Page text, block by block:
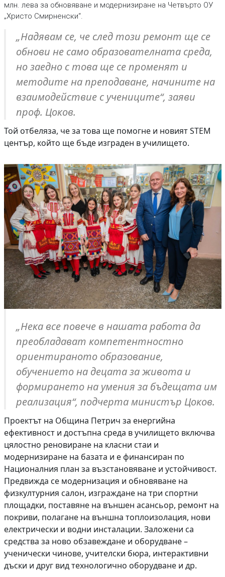
млн. лева за обновяване и модернизиране на Четвърто ОУ
„Христо Смирненски“.
„Надявам се, че след този ремонт ще се
обнови не само образователната среда,
но заедно с това ще се променят и
методите на преподаване, начините на
взаимодействие с учениците“, заяви
проф. Цоков.
Той отбеляза, че за това ще помогне и новият STEM
център, който ще бъде изграден в училището.
„Нека все повече в нашата работа да
преобладават компетентностно
ориентираното образование,
обучението на децата за живота и
формирането на умения за бъдещата им
реализация“, подчерта министър Цоков.
Проектът на Община Петрич за енергийна
ефективност и достъпна среда в училището включва
цялостно реновиране на класни стаи и
модернизиране на базата и е финансиран по
Националния план за възстановяване и устойчивост.
Предвижда се модернизация и обновяване на
физкултурния салон, изграждане на три спортни
площадки, поставяне на външен асансьор, ремонт на
покриви, полагане на външна топлоизолация, нови
електрически и водни инсталации. Заложени са
средства за ново обзавеждане и оборудване –
ученически чинове, учителски бюра, интерактивни
дъски и друг вид технологично оборудване и др.